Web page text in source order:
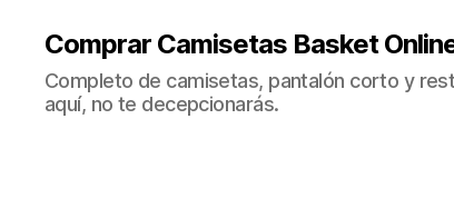
Comprar Camisetas Basket
Completo de camisetas, pantalón corto y
aquí, no te decepcionarás.